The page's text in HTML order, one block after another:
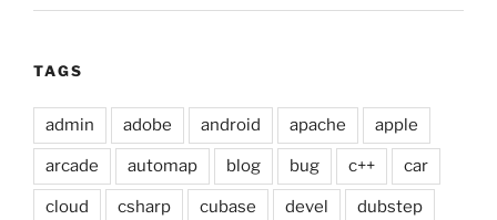
TAGS
admin adobe android apache apple
arcade automap blog bug c++ car
cloud csharp cubase devel dubstep